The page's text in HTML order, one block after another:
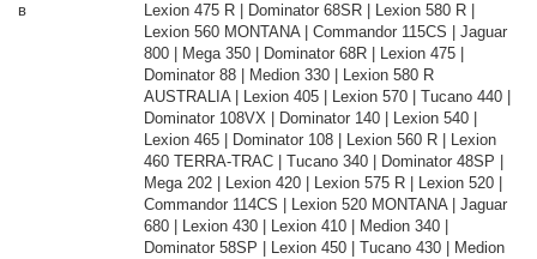
в
Lexion 475 R | Dominator 68SR | Lexion 580 R |
Lexion 560 MONTANA | Commandor 115CS | Jaguar
800 | Mega 350 | Dominator 68R | Lexion 475 |
Dominator 88 | Medion 330 | Lexion 580 R
AUSTRALIA | Lexion 405 | Lexion 570 | Tucano 440 |
Dominator 108VX | Dominator 140 | Lexion 540 |
Lexion 465 | Dominator 108 | Lexion 560 R | Lexion
460 TERRA-TRAC | Tucano 340 | Dominator 48SP |
Mega 202 | Lexion 420 | Lexion 575 R | Lexion 520 |
Commandor 114CS | Lexion 520 MONTANA | Jaguar
680 | Lexion 430 | Lexion 410 | Medion 340 |
Dominator 58SP | Lexion 450 | Tucano 430 | Medion